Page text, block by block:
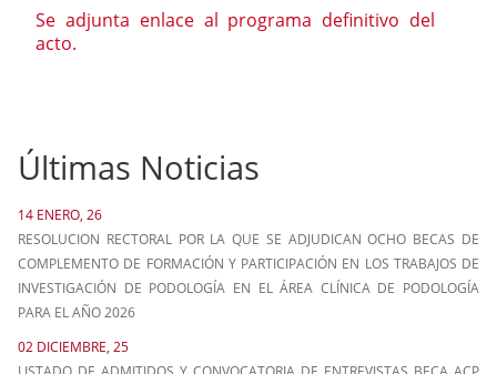
Se adjunta enlace al programa definitivo del
acto.
Últimas Noticias
14 ENERO, 26
RESOLUCION RECTORAL POR LA QUE SE ADJUDICAN OCHO BECAS DE
COMPLEMENTO DE FORMACIÓN Y PARTICIPACIÓN EN LOS TRABAJOS DE
INVESTIGACIÓN DE PODOLOGÍA EN EL ÁREA CLÍNICA DE PODOLOGÍA
PARA EL AÑO 2026
02 DICIEMBRE, 25